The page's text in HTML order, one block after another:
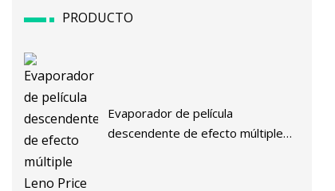
PRODUCTO
Evaporador de película
descendente de efecto múltiple